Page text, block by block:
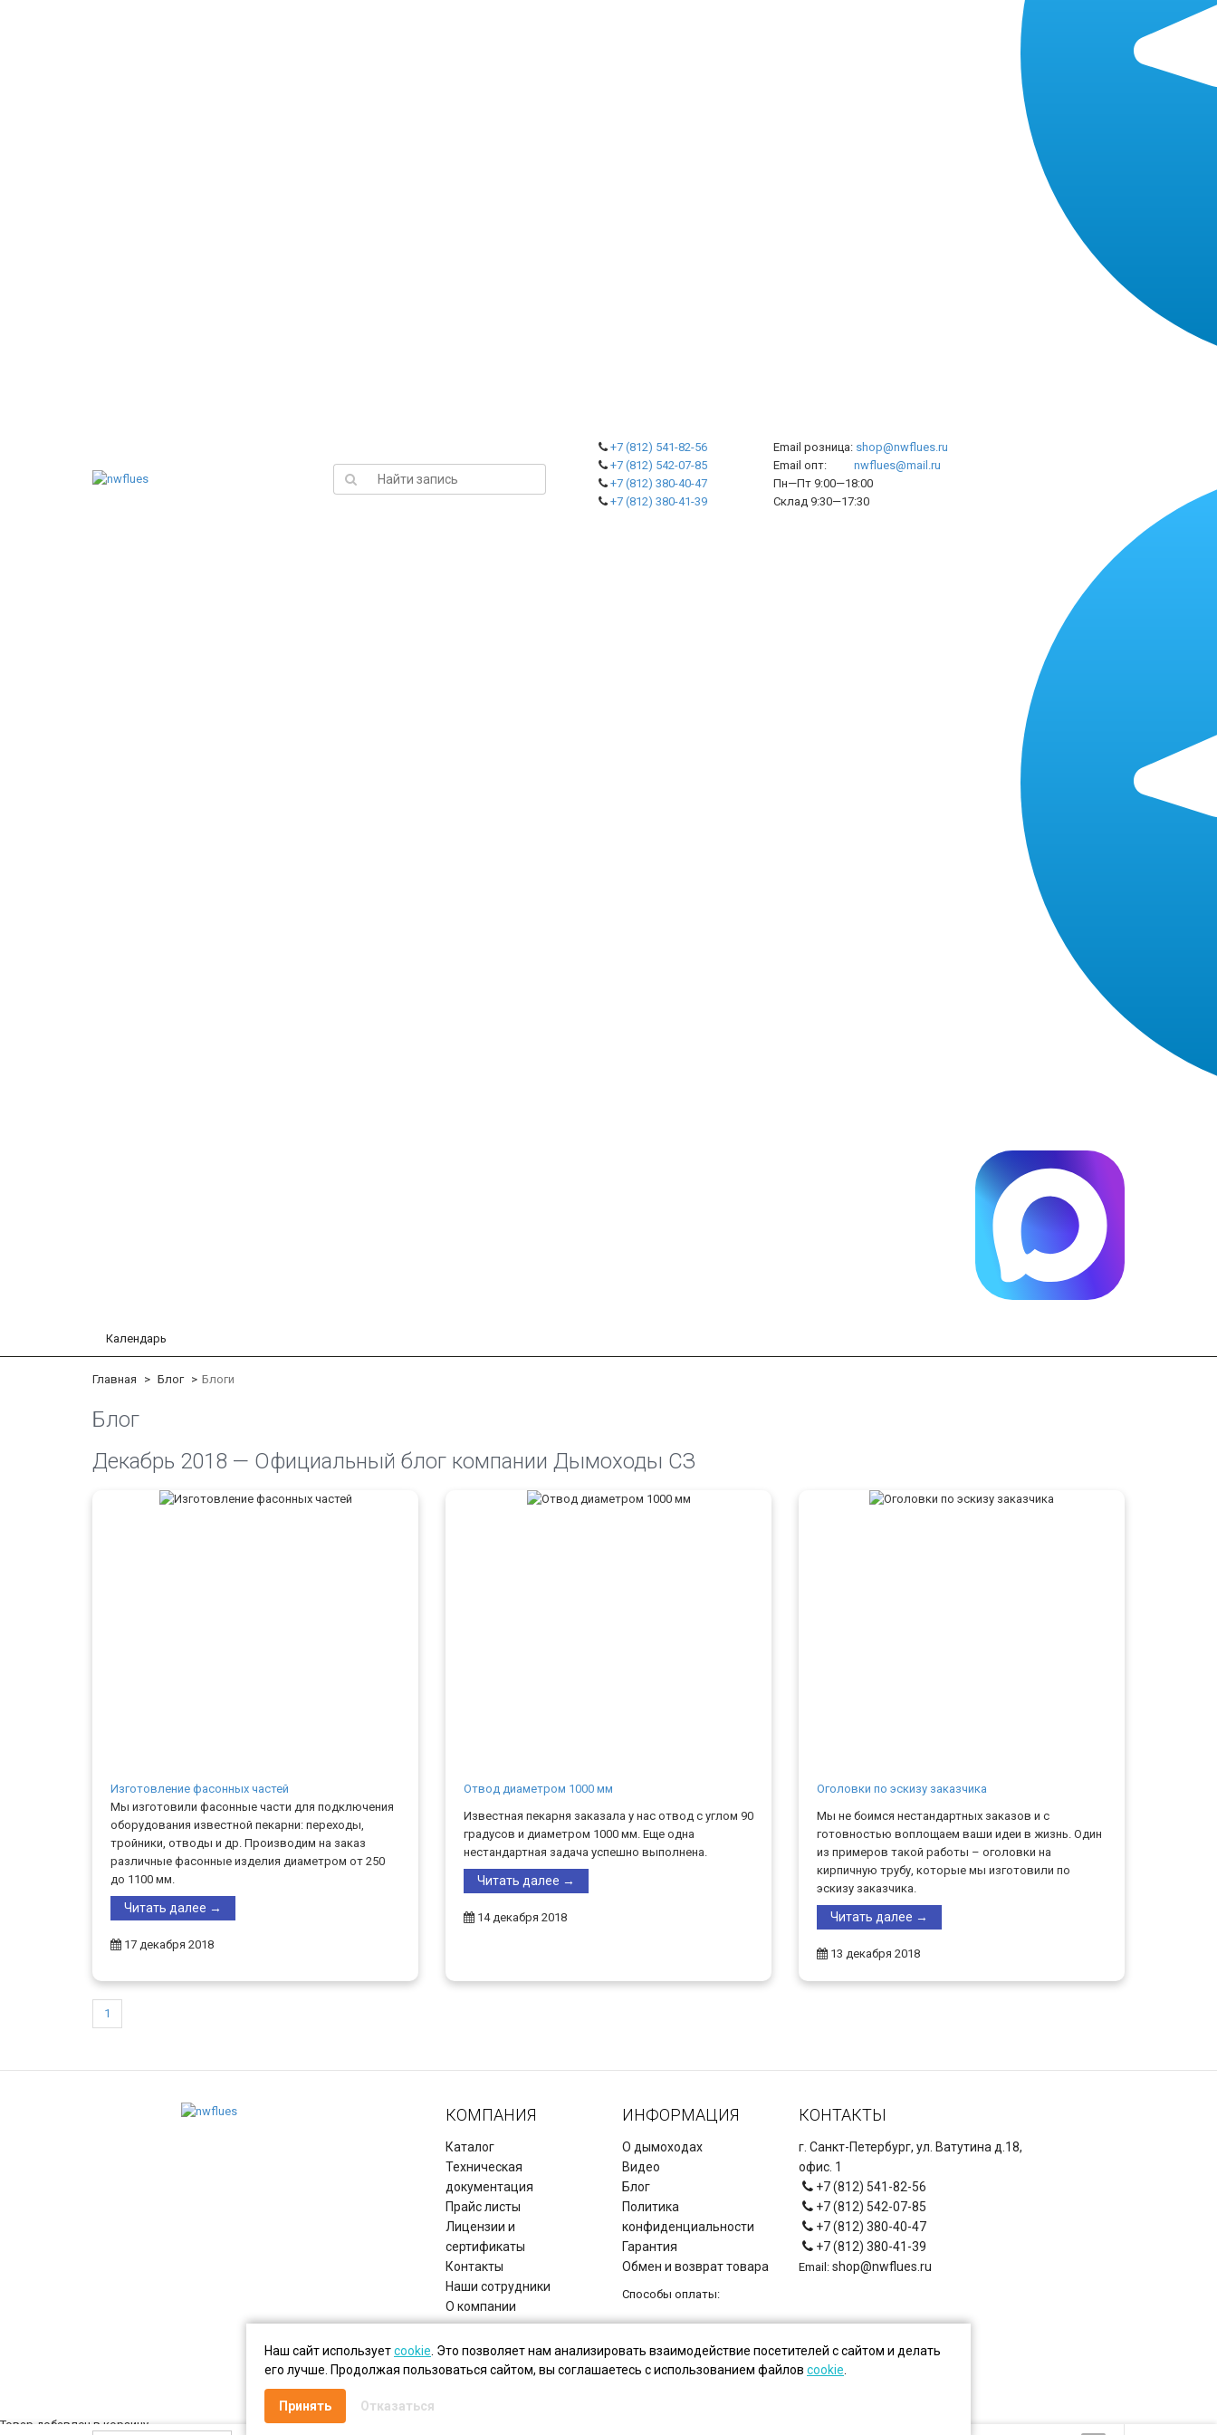
+7 (812) 541-82-56
+7 (812) 542-07-85
+7 (812) 380-40-47
+7 (812) 380-41-39
Email розница: shop@nwflues.ru
Email опт: nwflues@mail.ru
Пн—Пт 9:00—18:00
Склад 9:30—17:30
Календарь
Главная Блог Блоги
Блог
Декабрь 2018 — Официальный блог компании Дымоходы СЗ
Изготовление фасонных частей
Мы изготовили фасонные части для подключения
оборудования известной пекарни: переходы,
тройники, отводы и др. Производим на заказ
различные фасонные изделия диаметром от 250
до 1100 мм.
Читать далее →
17 декабря 2018
Отвод диаметром 1000 мм
Известная пекарня заказала у нас отвод с углом 90
градусов и диаметром 1000 мм. Еще одна
нестандартная задача успешно выполнена.
Читать далее →
14 декабря 2018
Оголовки по эскизу заказчика
Мы не боимся нестандартных заказов и с
готовностью воплощаем ваши идеи в жизнь. Один
из примеров такой работы – оголовки на
кирпичную трубу, которые мы изготовили по
эскизу заказчика.
Читать далее →
13 декабря 2018
1
КОМПАНИЯ
Каталог
Техническая
документация
Прайс листы
Лицензии и
сертификаты
Контакты
Наши сотрудники
О компании
ИНФОРМАЦИЯ
О дымоходах
Видео
Блог
Политика
конфиденциальности
Гарантия
Обмен и возврат товара
Способы оплаты:
КОНТАКТЫ
г. Санкт-Петербург, ул. Ватутина д.18,
офис. 1
+7 (812) 541-82-56
+7 (812) 542-07-85
+7 (812) 380-40-47
+7 (812) 380-41-39
Email: shop@nwflues.ru
Наш сайт используетcookie . Это позволяет нам анализировать взаимодействие посетителей с сайтом и делать
его лучше. Продолжая пользоваться сайтом, вы соглашаетесь с использованием файлов cookie
Принять Отказаться
Товар добавлен в корзину